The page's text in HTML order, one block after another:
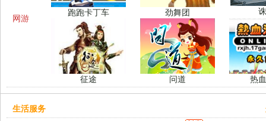
网游
跑跑卡丁车 劲舞团
征途 问道 热
生活服务